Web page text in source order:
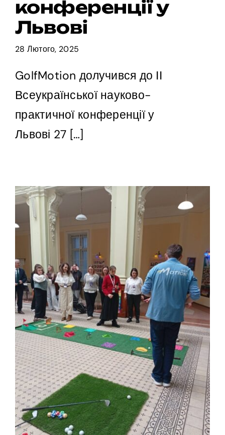
конференції у
Львові
28 Лютого, 2025
GolfMotion долучився до ІІ
Всеукраїнської науково-
практичної конференції у
Львові 27 […]